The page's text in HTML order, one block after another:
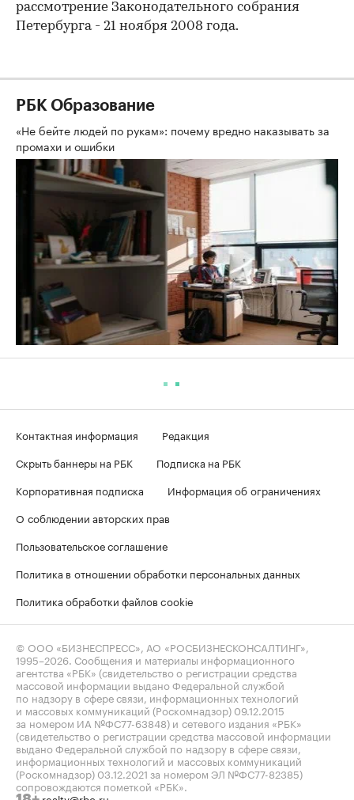
рассмотрение Законодательного собрания
Петербурга - 21 ноября 2008 года.
РБК Образование
«Не бейте людей по рукам»: почему вредно наказывать за
промахи и ошибки
Контактная информация
Редакция
Скрыть баннеры на РБК
Подписка на РБК
Корпоративная подписка
Информация об ограничениях
О соблюдении авторских прав
Пользовательское соглашение
Политика в отношении обработки персональных данных
Политика обработки файлов cookie
© ООО «БИЗНЕСПРЕСС», АО «РОСБИЗНЕСКОНСАЛТИНГ»,
1995–2026. Сообщения и материалы информационного
агентства «РБК» (свидетельство о регистрации средства
массовой информации выдано Федеральной службой
по надзору в сфере связи, информационных технологий
и массовых коммуникаций (Роскомнадзор) 09.12.2015
за номером ИА №ФС77-63848) и сетевого издания «РБК»
(свидетельство о регистрации средства массовой информации
выдано Федеральной службой по надзору в сфере связи,
информационных технологий и массовых коммуникаций
(Роскомнадзор) 03.12.2021 за номером ЭЛ №ФС77-82385)
сопровождаются пометкой «РБК».